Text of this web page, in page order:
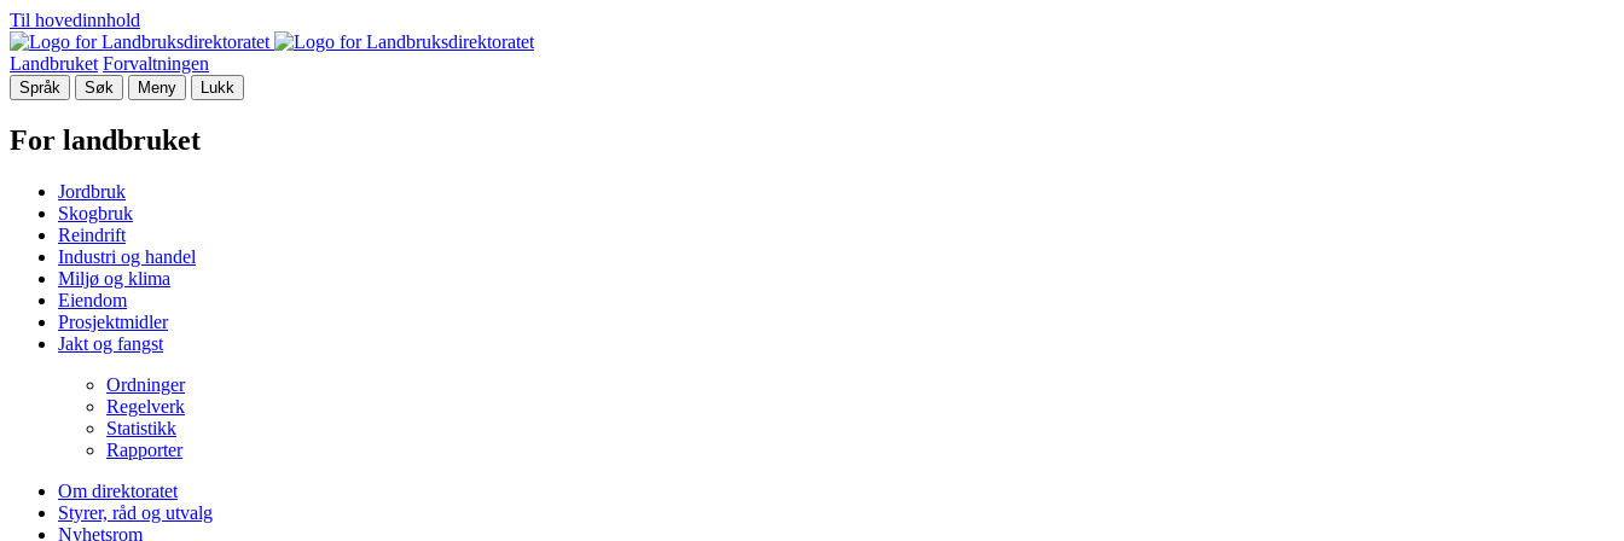
Til hovedinnhold
Landbruket Forvaltningen
Språk Søk Meny Lukk
For landbruket
Jordbruk
Skogbruk
Reindrift
Industri og handel
Miljø og klima
Eiendom
Prosjektmidler
Jakt og fangst
Ordninger
Regelverk
Statistikk
Rapporter
Om direktoratet
Styrer, råd og utvalg
Nyhetsrom